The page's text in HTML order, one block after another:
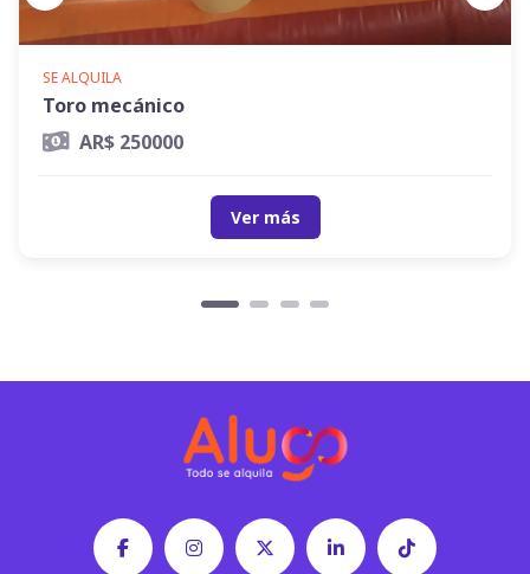
SE ALQUILA
Toro mecánico
AR$ 250000
Ver más